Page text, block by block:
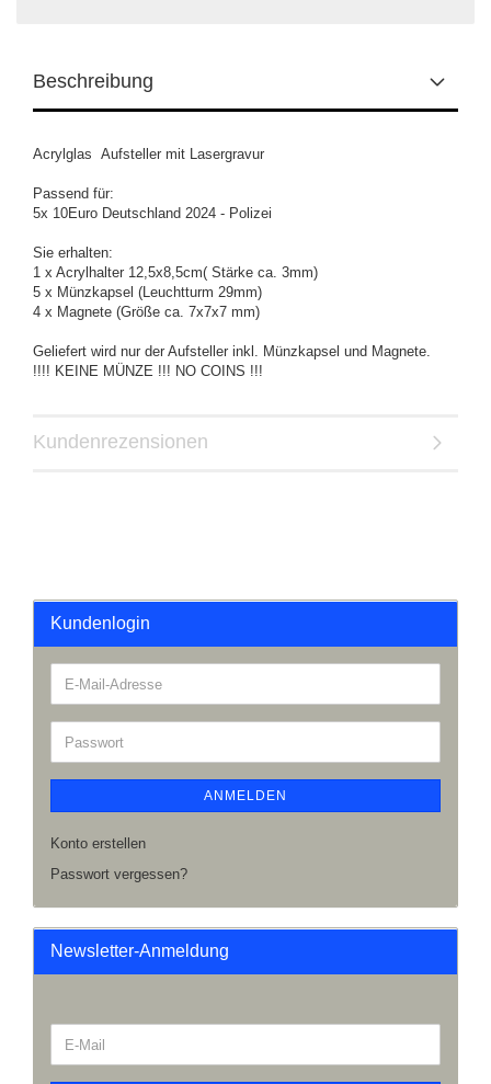
Beschreibung
Acrylglas Aufsteller mit Lasergravur
Passend für:
5x 10Euro Deutschland 2024 - Polizei
Sie erhalten:
1 x Acrylhalter 12,5x8,5cm( Stärke ca. 3mm)
5 x Münzkapsel (Leuchtturm 29mm)
4 x Magnete (Größe ca. 7x7x7 mm)
Geliefert wird nur der Aufsteller inkl. Münzkapsel und Magnete.
!!!! KEINE MÜNZE !!! NO COINS !!!
Kundenrezensionen
Kundenlogin
ANMELDEN
Konto erstellen
Passwort vergessen?
Newsletter-Anmeldung